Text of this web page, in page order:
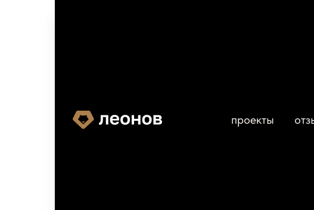
проекты